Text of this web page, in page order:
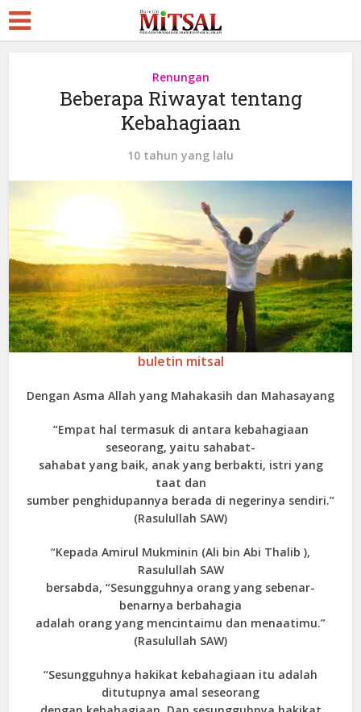
Renungan
Beberapa Riwayat tentang
Kebahagiaan
10 tahun yang lalu
buletin mitsal
Dengan Asma Allah yang Mahakasih dan Mahasayang
“Empat hal termasuk di antara kebahagiaan
seseorang, yaitu sahabat-
sahabat yang baik, anak yang berbakti, istri yang
taat dan
sumber penghidupannya berada di negerinya sendiri.”
(Rasulullah SAW)
“Kepada Amirul Mukminin (Ali bin Abi Thalib ),
Rasulullah SAW
bersabda, “Sesungguhnya orang yang sebenar-
benarnya berbahagia
adalah orang yang mencintaimu dan menaatimu.”
(Rasulullah SAW)
“Sesungguhnya hakikat kebahagiaan itu adalah
ditutupnya amal seseorang